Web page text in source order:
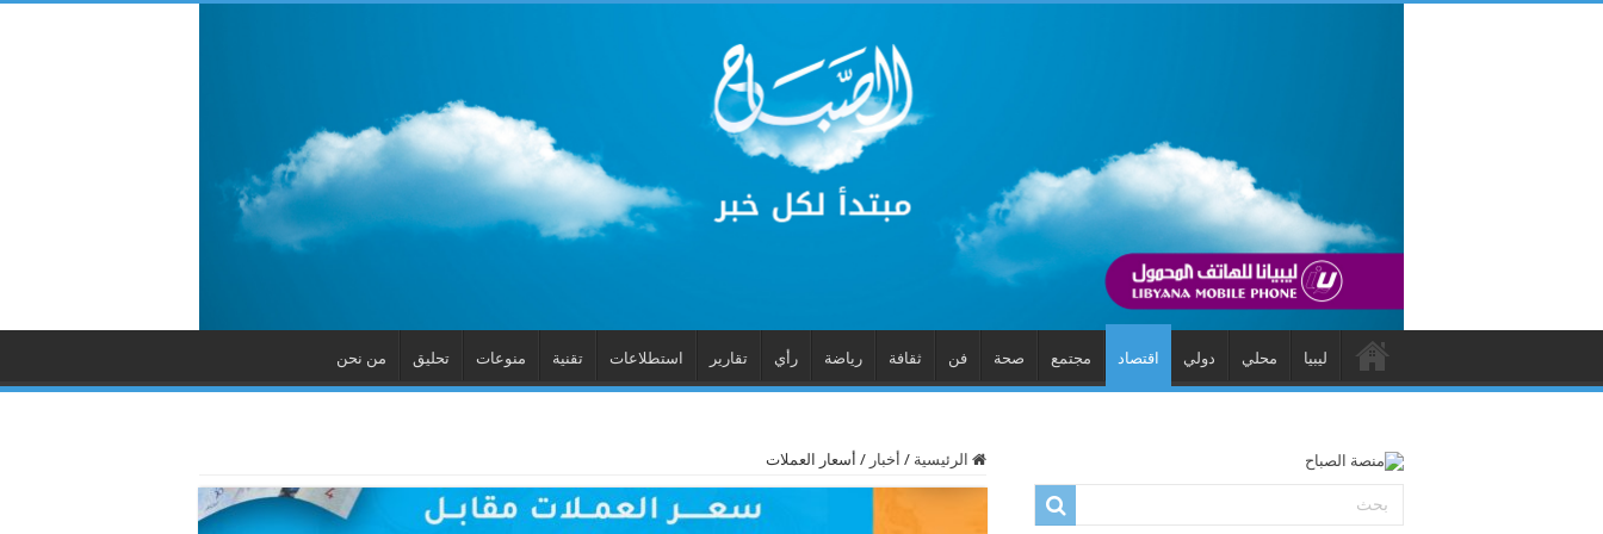
ليبيا محلي دولي اقتصاد مجتمع صحة فن ثقافة رياضة رأي تقارير استطلاعات تقنية منوعات تحليق من نحن
الرئيسية / أخبار / أسعار العملات